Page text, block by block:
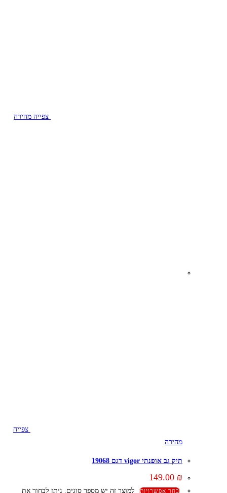
צפייה מהירה
צפייה
מהירה
תיק גב אופנתי vigor דגם 19068
149.00 ₪
בחר אפשרויות למוצר זה יש מספר סוגים. ניתן לבחור את